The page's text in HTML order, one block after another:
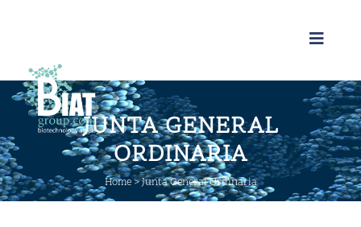
JUNTA GENERAL
ORDINARIA
Home>Junta General Ordinaria